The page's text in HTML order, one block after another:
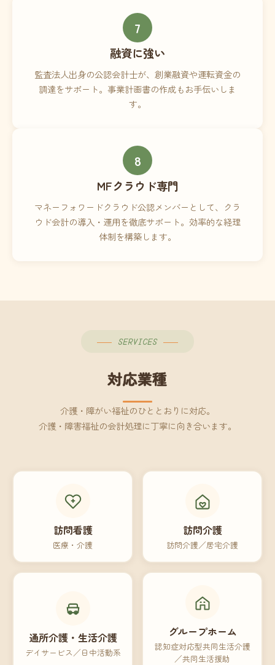
7
融資に強い
監査法人出身の公認会計士が、創業融資や運転資金の
調達をサポート。事業計画書の作成もお手伝いしま
す。
8
MFクラウド専門
マネーフォワードクラウド公認メンバーとして、クラ
ウド会計の導入・運用を徹底サポート。効率的な経理
体制を構築します。
SERVICES
対応業種
介護・障がい福祉のひととおりに対応。
介護・障害福祉の会計処理に丁寧に向き合います。
訪問看護
医療・介護
訪問介護
訪問介護／居宅介護
通所介護・生活介護
デイサービス／日中活動系
グループホーム
認知症対応型共同生活介護
／共同生活援助